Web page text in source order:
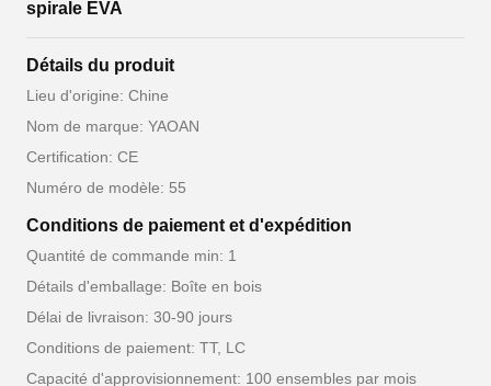
spirale EVA
Détails du produit
Lieu d'origine: Chine
Nom de marque: YAOAN
Certification: CE
Numéro de modèle: 55
Conditions de paiement et d'expédition
Quantité de commande min: 1
Détails d'emballage: Boîte en bois
Délai de livraison: 30-90 jours
Conditions de paiement: TT, LC
Capacité d'approvisionnement: 100 ensembles par mois